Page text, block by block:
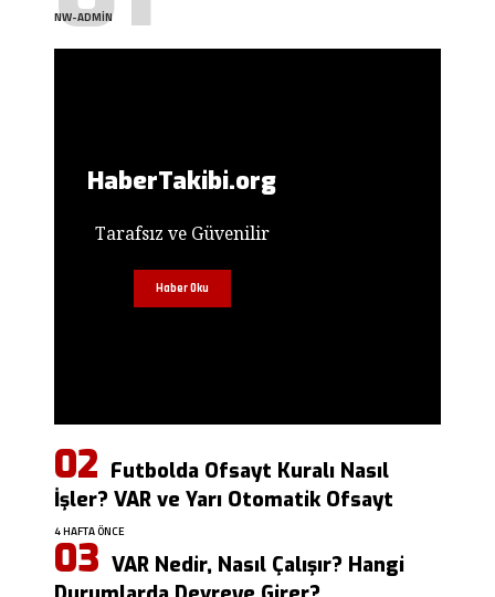
NW-ADMIN
HaberTakibi.org
Tarafsız ve Güvenilir
Haber Oku
Futbolda Ofsayt Kuralı Nasıl
İşler? VAR ve Yarı Otomatik Ofsayt
4 HAFTA ÖNCE
VAR Nedir, Nasıl Çalışır? Hangi